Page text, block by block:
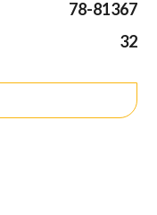
78-81367
32